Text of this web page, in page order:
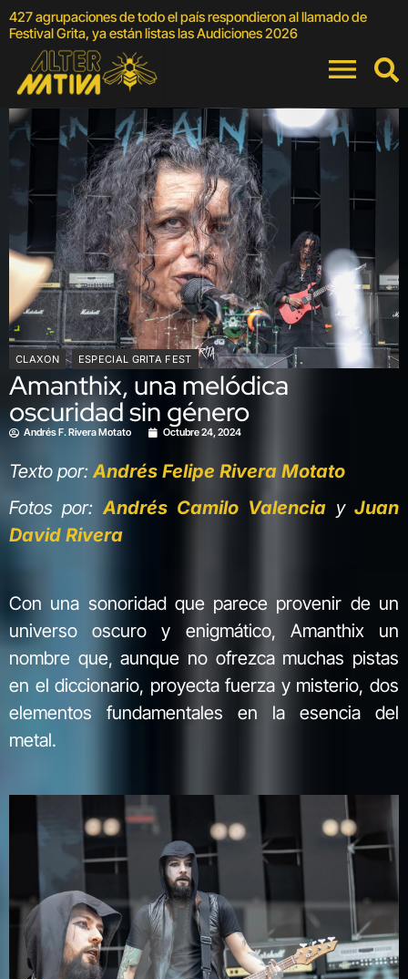
427 agrupaciones de todo el país respondieron al llamado de
Festival Grita, ya están listas las Audiciones 2026
CLAXON ESPECIAL GRITA FEST
Amanthix, una melódica
oscuridad sin género
Andrés F. Rivera Motato Octubre 24, 2024
Texto por: Andrés Felipe Rivera Motato
Fotos por:Andrés Camilo Valencia yJuan
David Rivera
Con una sonoridad que parece provenir de un
universo oscuro y enigmático, Amanthix un
nombre que, aunque no ofrezca muchas pistas
en el diccionario, proyecta fuerza y misterio, dos
elementos fundamentales en la esencia del
metal.